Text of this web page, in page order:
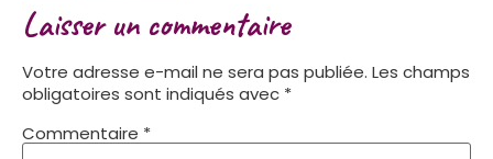
Laisser un commentaire
Votre adresse e-mail ne sera pas publiée. Les champs
obligatoires sont indiqués avec *
Commentaire *